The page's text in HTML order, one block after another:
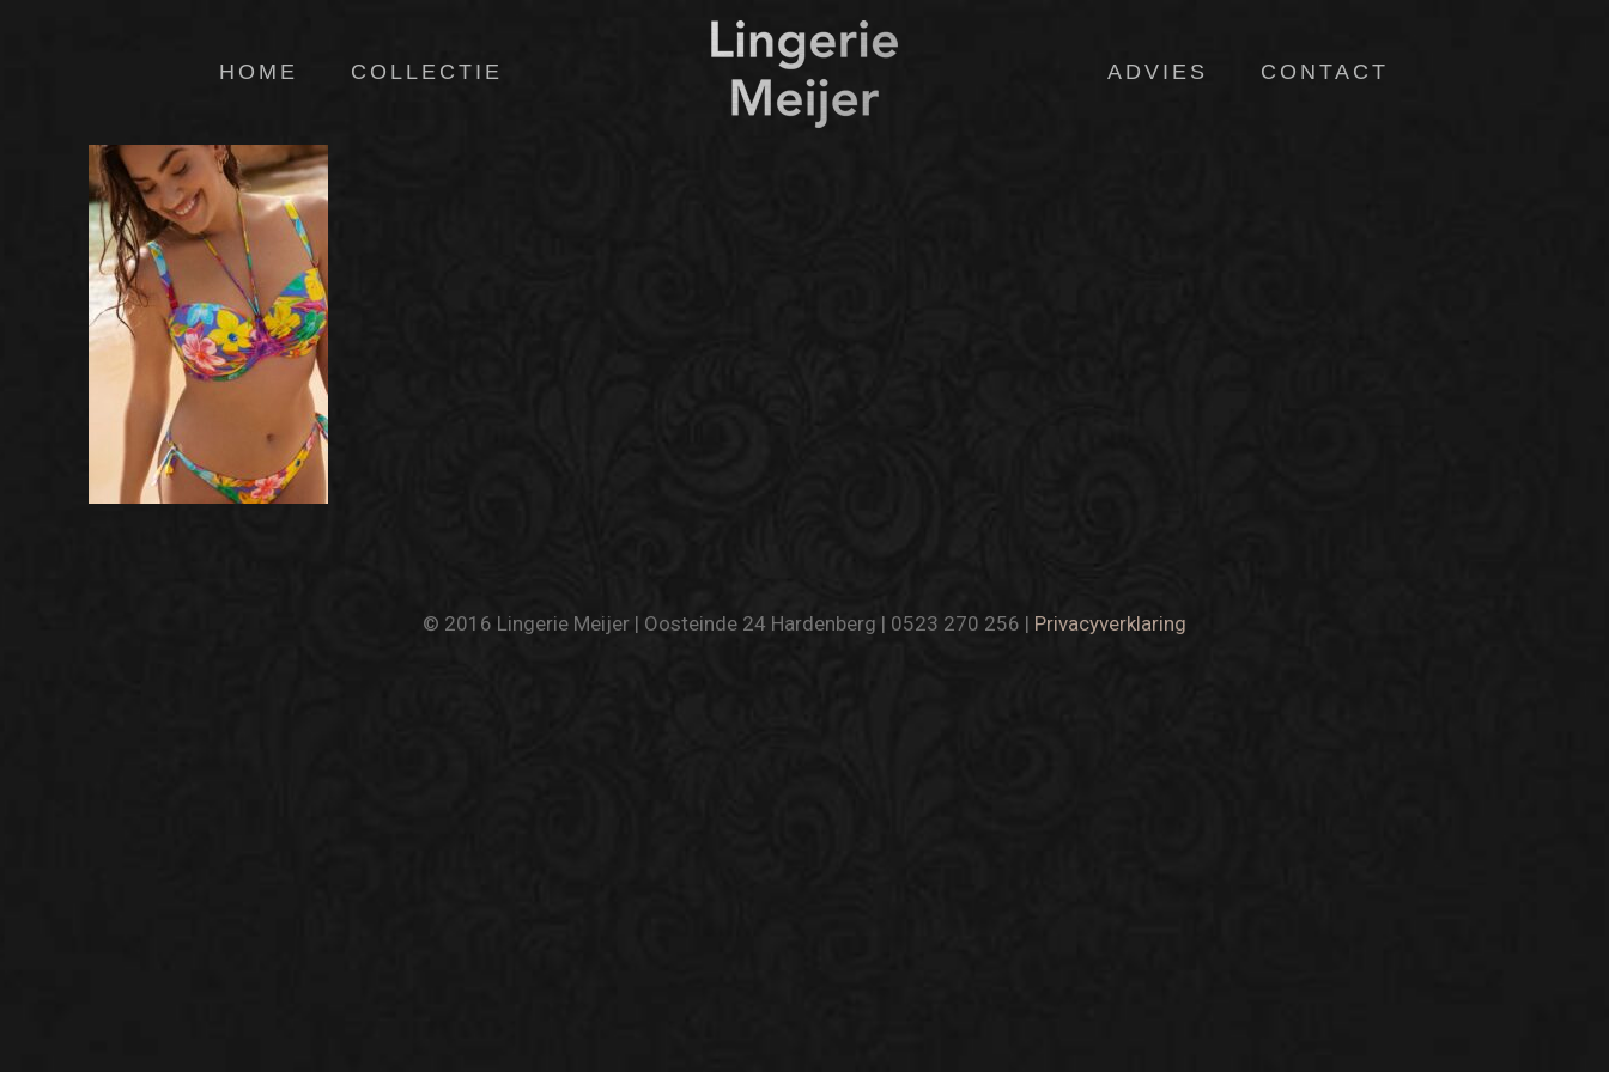
HOME COLLECTIE ADVIES CONTACT
© 2016 Lingerie Meijer | Oosteinde 24 Hardenberg | 0523 270 256 | Privacyverklaring